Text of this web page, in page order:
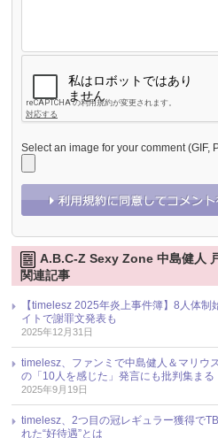
Select an image for your comment (GIF,
A.B.C-Z Sexy Zone 中島健人
関連記事
【timelesz 2025年炎上事件簿】8人体
イトで謝罪文発表も
2025年12月31日
timelesz、ファンミで中島健人＆マリ
の「10人を感じた」発言にも批判集まる
2025年9月19日
timelesz、2つ目の冠レギュラー獲得で
れた“好待遇”とは